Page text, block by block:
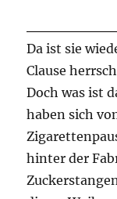
Da ist sie
Clause
Doch was ist
haben sich
hinter der